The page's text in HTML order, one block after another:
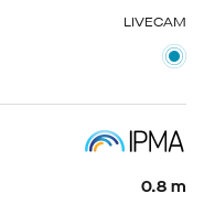
LIVECAM
0.8 m